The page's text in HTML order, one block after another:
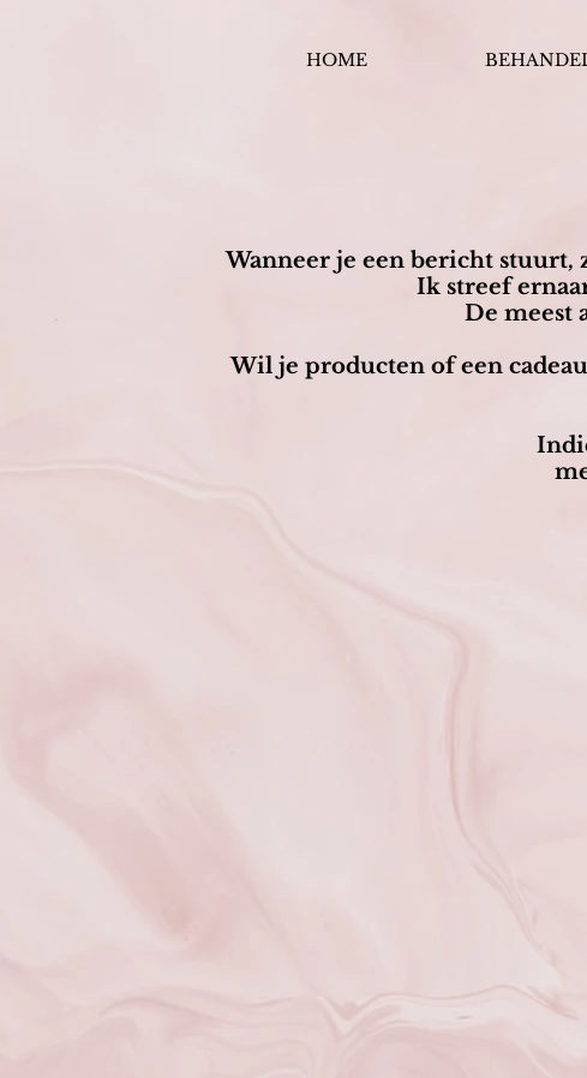
HOME
Wanneer je een bericht stuurt,
Ik streef
De meest
Wil je producten of een